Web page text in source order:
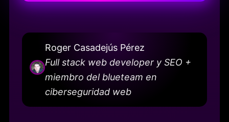
Roger Casadejús Pérez
Full stack web developer y SEO +
miembro del blueteam en
ciberseguridad web